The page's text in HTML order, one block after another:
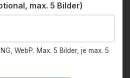
max. 5 Bilder)
WebP. Max. 5 Bilder, je max. 5